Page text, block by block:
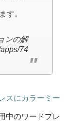
す。
ンの解
74
スにカラーミー
中のワードプレ